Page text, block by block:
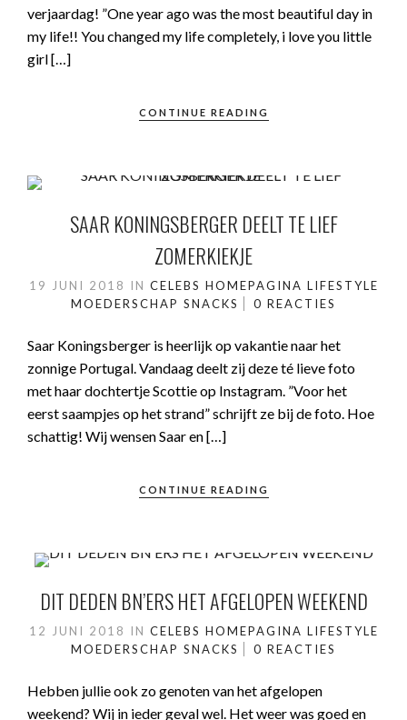
verjaardag! ”One year ago was the most beautiful day in
my life!! You changed my life completely, i love you little
girl […]
CONTINUE READING
SAAR KONINGSBERGER DEELT TE LIEF
ZOMERKIEKJE
19 JUNI 2018 IN CELEBS HOMEPAGINA LIFESTYLE
MOEDERSCHAP SNACKS 0 REACTIES
Saar Koningsberger is heerlijk op vakantie naar het
zonnige Portugal. Vandaag deelt zij deze té lieve foto
met haar dochtertje Scottie op Instagram. ”Voor het
eerst saampjes op het strand” schrijft ze bij de foto. Hoe
schattig! Wij wensen Saar en […]
CONTINUE READING
DIT DEDEN BN’ERS HET AFGELOPEN WEEKEND
12 JUNI 2018 IN CELEBS HOMEPAGINA LIFESTYLE
MOEDERSCHAP SNACKS 0 REACTIES
Hebben jullie ook zo genoten van het afgelopen
weekend? Wij in ieder geval wel. Het weer was goed en